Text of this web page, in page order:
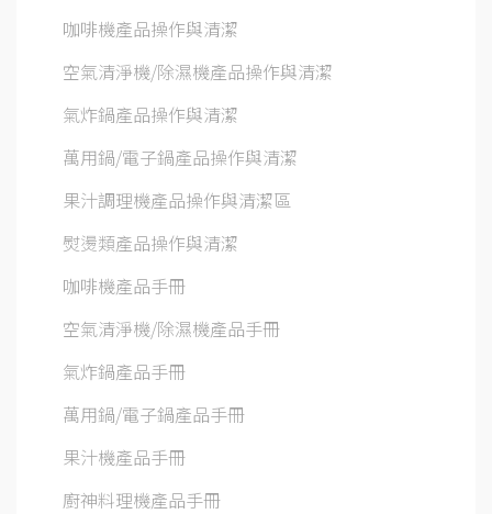
咖啡機產品操作與清潔
空氣清淨機/除濕機產品操作與清潔
氣炸鍋產品操作與清潔
萬用鍋/電子鍋產品操作與清潔
果汁調理機產品操作與清潔區
熨燙類產品操作與清潔
咖啡機產品手冊
空氣清淨機/除濕機產品手冊
氣炸鍋產品手冊
萬用鍋/電子鍋產品手冊
果汁機產品手冊
廚神料理機產品手冊